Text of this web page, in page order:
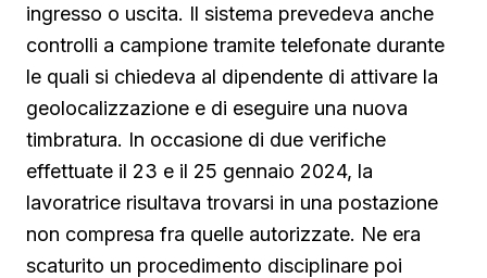
ingresso o uscita. Il sistema prevedeva anche
controlli a campione tramite telefonate durante
le quali si chiedeva al dipendente di attivare la
geolocalizzazione e di eseguire una nuova
timbratura. In occasione di due verifiche
effettuate il 23 e il 25 gennaio 2024, la
lavoratrice risultava trovarsi in una postazione
non compresa fra quelle autorizzate. Ne era
scaturito un procedimento disciplinare poi